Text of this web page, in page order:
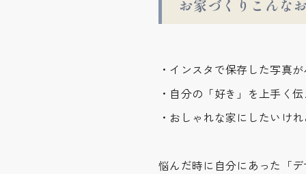
お家づくりこんな
・インスタで保存した写真
・自分の「好き」を上手く
・おしゃれな家にしたいけ
悩んだ時に自分にあった「